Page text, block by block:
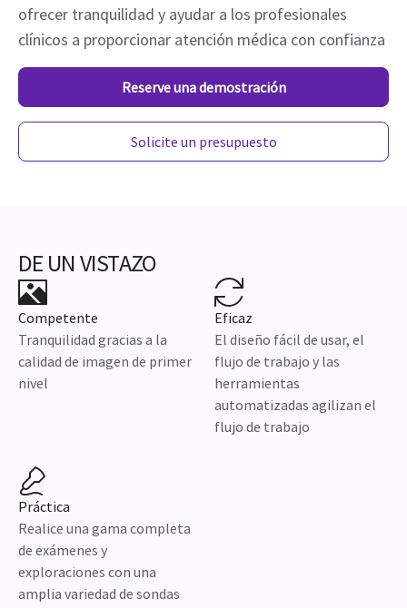
ofrecer tranquilidad y ayudar a los profesionales
clínicos a proporcionar atención médica con confianza
Reserve una demostración
Solicite un presupuesto
DE UN VISTAZO
Competente
Tranquilidad gracias a la
calidad de imagen de primer
nivel
Eficaz
El diseño fácil de usar, el
flujo de trabajo y las
herramientas
automatizadas agilizan el
flujo de trabajo
Práctica
Realice una gama completa
de exámenes y
exploraciones con una
amplia variedad de sondas